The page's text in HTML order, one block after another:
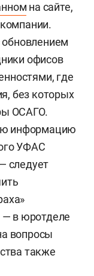
на сайте,
обновлением
офисов
где
без которых
ОСАГО.
информацию
УФАС
следует
— в юротделе
вопросы
также